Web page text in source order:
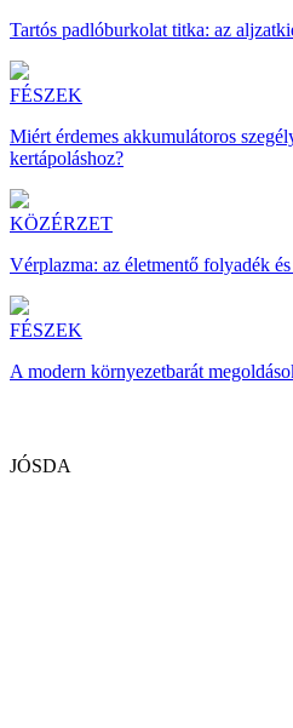
Tartós padlóburkolat titka: az
FÉSZEK
Miért érdemes akkumulátoros
kertápoláshoz?
KÖZÉRZET
Vérplazma: az életmentő folyadék
FÉSZEK
A modern környezetbarát
JÓSDA